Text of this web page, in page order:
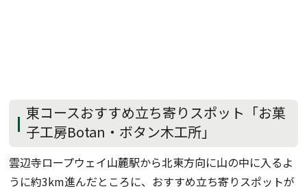
東コースおすすめ立ち寄りスポット「お菓
子工房Botan・ボタン木工所」
雲辺寺ロープウェイ山麓駅から北東方向に山の中に入るよ
うに約3km進んだところに、おすすめ立ち寄りスポットが